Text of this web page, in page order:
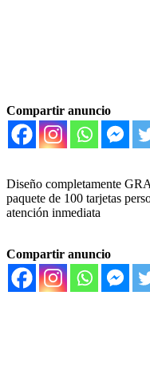
Compartir anuncio
Diseño completamente
paquete de 100 tarjetas
atención inmediata
Compartir anuncio